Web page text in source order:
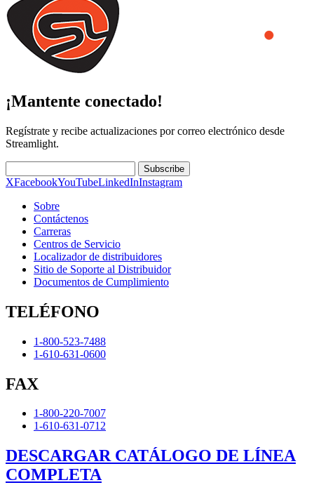
¡Mantente conectado!
Regístrate y recibe actualizaciones por correo electrónico desde
Streamlight.
Subscribe
XFacebookYouTubeLinkedInInstagram
Sobre
Contáctenos
Carreras
Centros de Servicio
Localizador de distribuidores
Sitio de Soporte al Distribuidor
Documentos de Cumplimiento
TELÉFONO
1-800-523-7488
1-610-631-0600
FAX
1-800-220-7007
1-610-631-0712
DESCARGAR CATÁLOGO DE LÍNEA
COMPLETA